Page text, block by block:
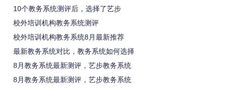
10个教务系统测评后，选择了艺步
校外培训机构教务系统测评
校外培训机构教务系统8月最新推荐
最新教务系统对比，教务系统如何选择
8月教务系统最新测评，艺步教务系统
8月教务系统最新测评，艺步教务系统